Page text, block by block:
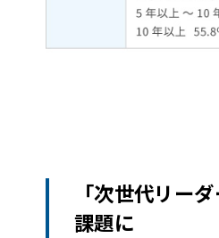
「次世代リー
課題に